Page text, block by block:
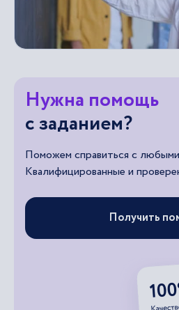
Нужна помощь
с заданием?
Поможем справиться с любыми
Квалифицированные и
Получить